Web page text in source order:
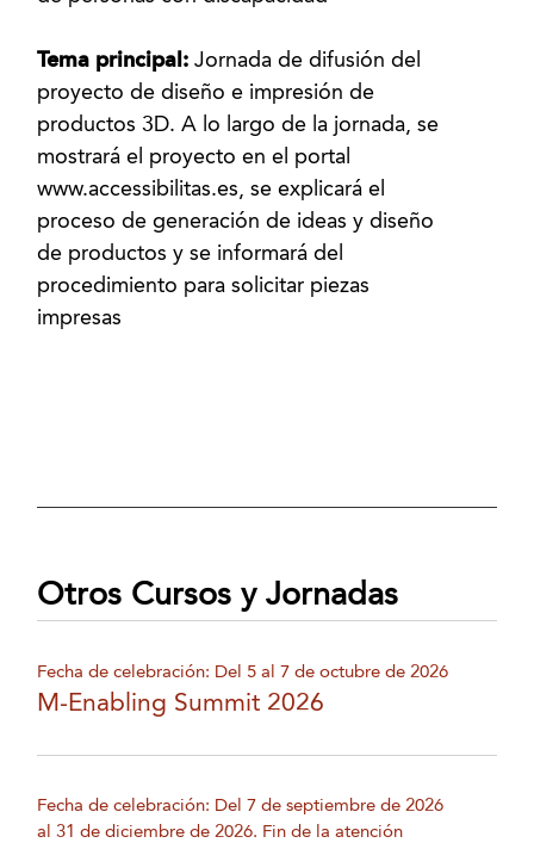
Tema principal:Jornada de difusión del
proyecto de diseño e impresión de
productos 3D. A lo largo de la jornada, se
mostrará el proyecto en el portal
www.accessibilitas.es, se explicará el
proceso de generación de ideas y diseño
de productos y se informará del
procedimiento para solicitar piezas
impresas
Otros Cursos y Jornadas
Fecha de celebración: Del 5 al 7 de octubre de 2026
M-Enabling Summit 2026
Fecha de celebración: Del 7 de septiembre de 2026
al 31 de diciembre de 2026. Fin de la atención